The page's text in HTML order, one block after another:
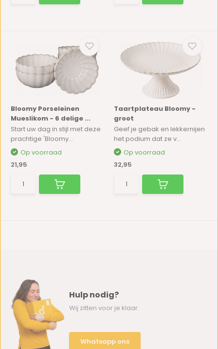
Bloomy Porseleinen
Mueslikom - 6 delige ...
Start uw dag in stijl met deze
prachtige 'Bloomy...
Op voorraad
21,95
Taartplateau Bloomy -
groot
Geef je gebak en lekkernijen
het podium dat ze v...
Op voorraad
32,95
Hulp nodig?
Wij zitten voor je klaar.
Whatsapp ons